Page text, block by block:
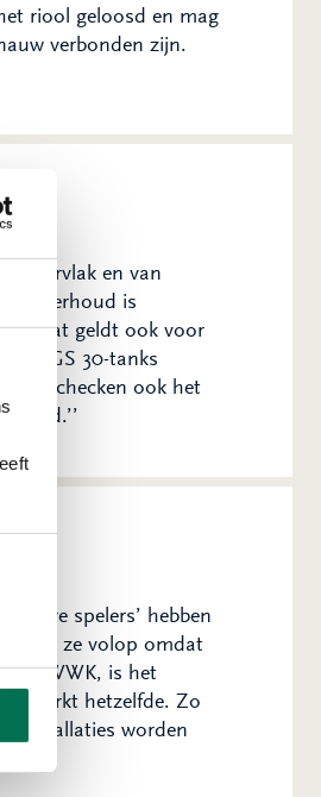
riool geloosd en mag
verbonden zijn.
en van
onderhoud is
Dat geldt ook voor
PGS 30-tanks
We checken ook het
spelers’ hebben
ze volop omdat
een WWK, is het
werkt hetzelfde. Zo
installaties worden